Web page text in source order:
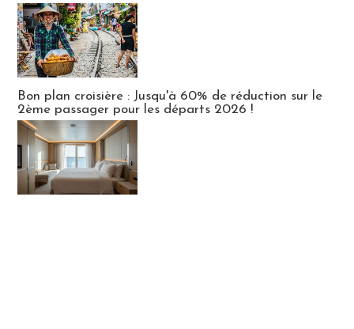
Bon plan croisière : Jusqu'à 60% de réduction sur le
2ème passager pour les départs 2026 !